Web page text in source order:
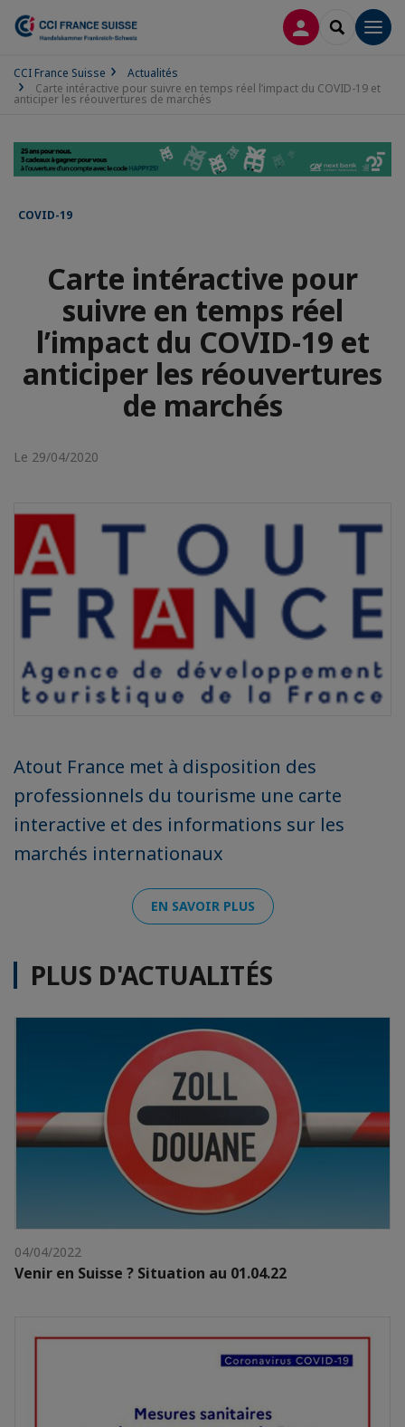
CONNEXION
CCI France Suisse
Actualités
Carte intéractive pour suivre en temps réel l’impact du COVID-19 et
anticiper les réouvertures de marchés
COVID-19
Carte intéractive pour
suivre en temps réel
l’impact du COVID-19 et
anticiper les réouvertures
de marchés
Le 29/04/2020
Atout France met à disposition des
professionnels du tourisme une carte
interactive et des informations sur les
marchés internationaux
EN SAVOIR PLUS
PLUS D'ACTUALITÉS
04/04/2022
Venir en Suisse ? Situation au 01.04.22